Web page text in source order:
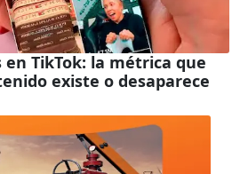
en TikTok: la métrica que
existe o desaparece